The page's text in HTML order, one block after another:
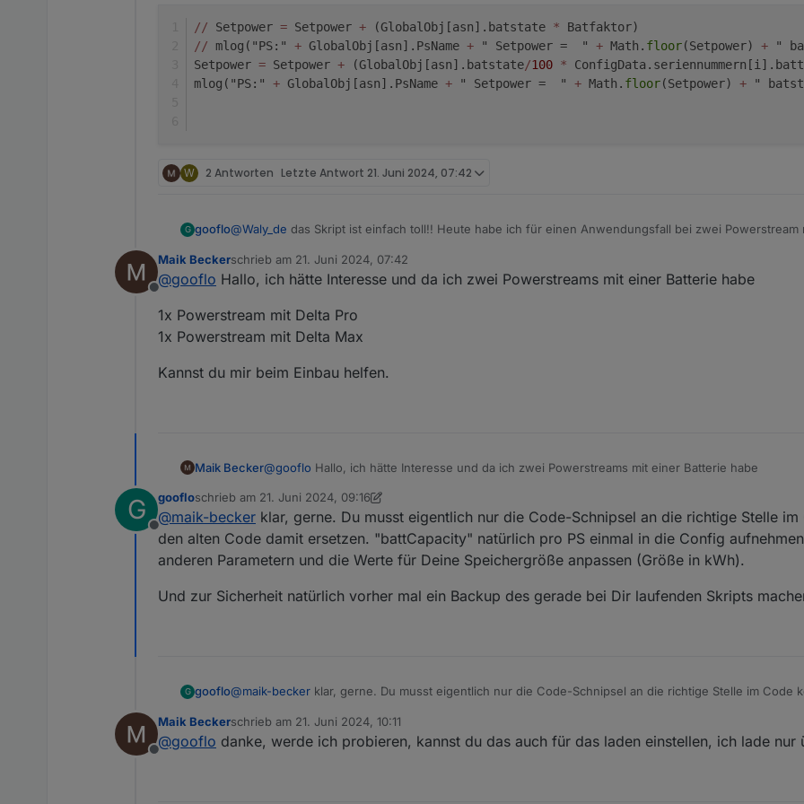
// Setpower = Setpower + (GlobalObj[asn].batstate * Batfaktor)
// mlog("PS:" + GlobalObj[asn].PsName + " Setpower =  " + Math. floor(Setpower) + "
Setpower = Setpower + (GlobalObj[asn].batstate/100 *
mlog("PS:" + GlobalObj[asn].PsName + " Setpower =  " + Math. floor(Setpower) + "
W 2 Antworten Letzte Antwort 21. Juni 2024, 07:42
G gooflo@Waly_de das Skript ist einfach toll!! Heute habe ich für einen Anwendungsfall bei zwei Powerstream
hat und der andere eine 2kWh tatsächlich beide gleich schnell entladen werden. Sowas macht einfach
Falls jemand Interesse hat oder Du
die Option einbauen willst (schöner wäre natürlich die
aber das geht leider nicht so einfach soweit ich das Beurteilen kann):
Bei der Berechnung von psBatSumme:
if (ConfigData.seriennummern[i].typ == "PS" &&
         psBatSumme = psBatSumme + GlobalObj[asn].batstate
psBatSummekWh = psBatSummekWh + GlobalObj[asn].batstate / 100 *
         //gapSumme = gapSumme + GlobalObj[asn].GAPdurchschnitt
     }
let Batfaktor = 1
if (psBatSumme != 0) {
  Batfaktor = (BatBedarf / psBatSumme)
  BatfaktorkWh = (BatBedarf / psBatSummekWh) // new
Und abschließend die Verwendung im Balance Mode:
// Setpower = Setpower + (GlobalObj[asn].batstate * Batfaktor)
// mlog("PS:" + GlobalObj[asn].PsName + " Setpower =  " +
Setpower = Setpower + (GlobalObj[asn].batstate/100 *
Offline
Maik Beckerschrieb am 21. Juni 2024, 07:42
zuletzt editiert von
@gooflo Hallo, ich hätte Interesse und da ich zwei Powerstreams mit einer Batterie habe
1x Powerstream mit Delta Pro
1x Powerstream mit Delta Max
Kannst du mir beim Einbau helfen.
Maik Becker@gooflo Hallo, ich hätte Interesse und da ich zwei Powerstreams mit einer Batterie habe
1x Powerstream mit Delta Pro
1x Powerstream mit Delta Max
Kannst du mir beim Einbau helfen.
G
Offline
goofloschrieb am 21. Juni 2024, 09:16
zuletzt editiert von gooflo
@maik-becker klar, gerne. Du musst eigentlich nur die Code-Schnipsel an die richtige Stelle
den alten Code damit ersetzen. "battCapacity" natürlich pro PS einmal in die Config
anderen Parametern und die Werte für Deine Speichergröße anpassen (Größe in kWh).
Und zur Sicherheit natürlich vorher mal ein Backup des gerade bei Dir laufenden Skripts
G gooflo@maik-becker klar, gerne. Du musst eigentlich nur die Code-Schnipsel an die richtige Stelle im Code
und die Werte für Deine Speichergröße anpassen (Größe in kWh).
Und zur Sicherheit natürlich vorher mal ein Backup des gerade bei Dir laufenden Skripts machen :-)
Offline
Maik Beckerschrieb am 21. Juni 2024, 10:11
zuletzt editiert von
@gooflo danke, werde ich probieren, kannst du das auch für das laden einstellen, ich lade nur